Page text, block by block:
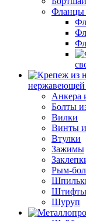
Фланцы
нержавеющей
Анкера
Болты
Вилки
Винты
Втулки
Зажимы
Рым-
Штифты
Шуруп